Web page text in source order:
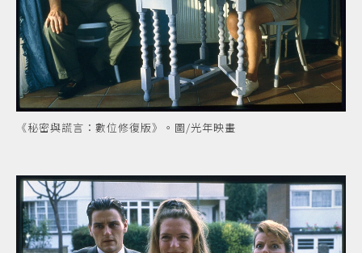
《秘密與謊言：數位修復版》。圖/光年映畫